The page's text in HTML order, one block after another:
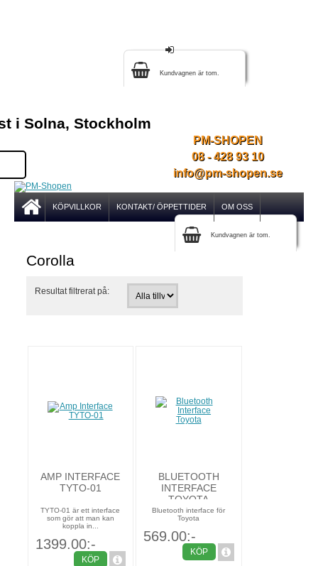
Kundvagnen är tom.
i Solna, Stockholm
PM-SHOPEN
08 - 428 93 10
info@pm-shopen.se
KÖPVILLKOR KONTAKT/ ÖPPETTIDER OM OSS
Kundvagnen är tom.
Corolla
Resultat filtrerat på:
AMP INTERFACE
TYTO-01
TYTO-01 är ett interface
som gör att man kan
koppla in...
1399.00:-
KÖP
BLUETOOTH
INTERFACE
TOYOTA
Bluetooth interface för
Toyota
569.00:-
KÖP